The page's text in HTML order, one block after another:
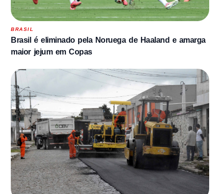
BRASIL
Brasil é eliminado pela Noruega de Haaland e amarga
maior jejum em Copas